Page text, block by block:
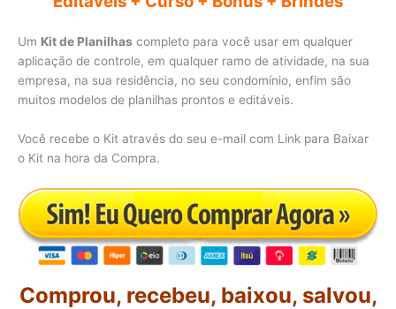
Um Kit de Planilhas completo para você usar em qualquer
aplicação de controle, em qualquer ramo de atividade, na sua
empresa, na sua residência, no seu condomínio, enfim são
muitos modelos de planilhas prontos e editáveis.
Você recebe o Kit através do seu e-mail com Link para Baixar
o Kit na hora da Compra.
Comprou, recebeu, baixou, salvou,